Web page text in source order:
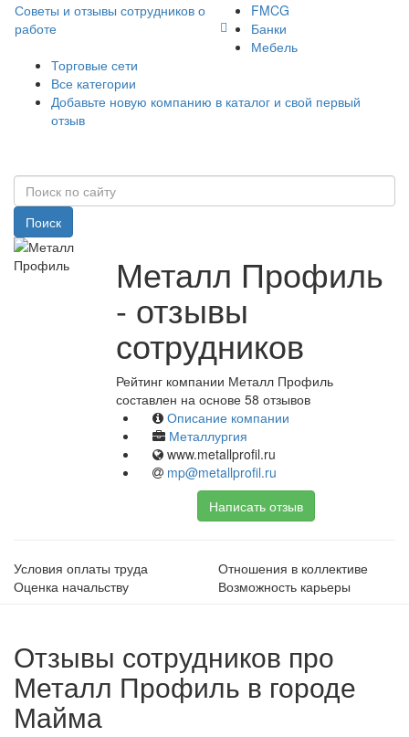
Советы и отзывы сотрудников о
работе
FMCG
Банки
Мебель
Торговые сети
Все категории
Добавьте новую компанию в каталог и свой первый
отзыв
Поиск
Металл Профиль
- отзывы
сотрудников
Рейтинг компании Металл Профиль
составлен на основе 58 отзывов
Описание компании
Металлургия
www.metallprofil.ru
mp@metallprofil.ru
Написать отзыв
Условия оплаты труда
Отношения в коллективе
Оценка начальству
Возможность карьеры
Отзывы сотрудников про
Металл Профиль в городе
Майма